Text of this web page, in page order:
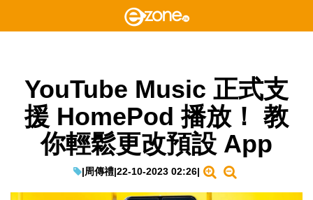
YouTube Music 正式支
援 HomePod 播放！ 教
你輕鬆更改預設 App
|周傳禮|22-10-2023 02:26|